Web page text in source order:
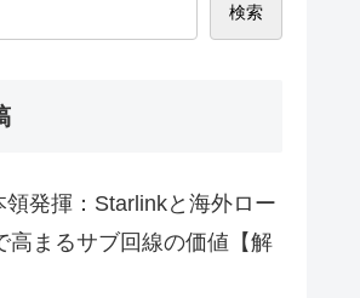
検索
領発揮：Starlinkと海外ロー
高まるサブ回線の価値【解